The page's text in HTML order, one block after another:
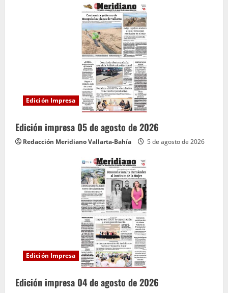
Edición Impresa
Edición impresa 05 de agosto de 2026
Redacción Meridiano Vallarta-Bahía 5 de agosto de 2026
Edición Impresa
Edición impresa 04 de agosto de 2026